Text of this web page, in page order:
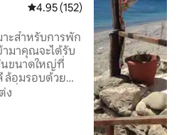
คะแนนเฉลี่ย 4.95 จาก 5, 152 รีวิว
4.95 (152)
าะสำหรับการพัก
มาคุณจะได้รับ
นขนาดใหญ่ที่
ล้อมรอบด้วย
พื่อความสว่าง
ง